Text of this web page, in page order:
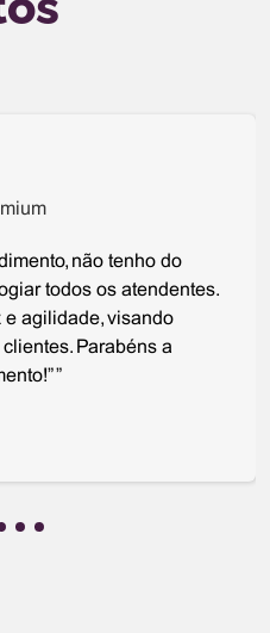
não tenho do
todos os atendentes.
e agilidade, visando
Parabéns a
”